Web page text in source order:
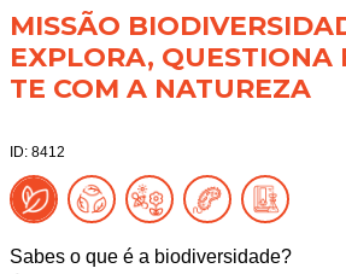
MISSÃO
EXPLORA, QUESTIONA
TE COM A NATUREZA
ID: 8412
Sabes o que é a biodiversidade?